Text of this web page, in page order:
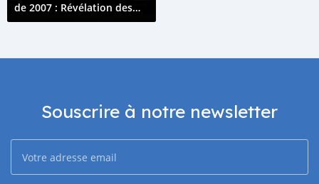
de 2007 : Révélation des
Principales Problématiques
Souscrire à notre newsletter